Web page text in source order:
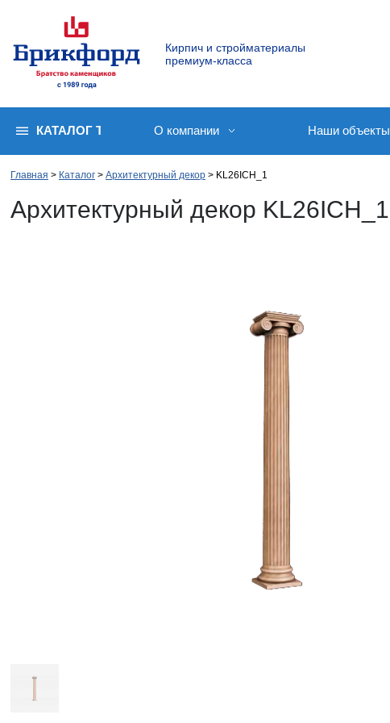
Кирпич и стройматериалы
премиум-класса
КАТАЛОГ ТОВАРОВО компании Наши объекты
Главная Каталог Архитектурный декор KL26ICH_1
Архитектурный декор KL26ICH_1